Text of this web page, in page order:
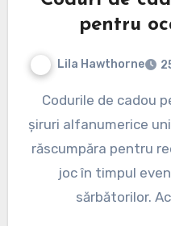
pentru
Lila Hawthorne
Codurile de cadou pentru Lords Mobile sunt
șiruri alfanumerice
răscumpăra pentru
joc în timpul
sărbătorilor.